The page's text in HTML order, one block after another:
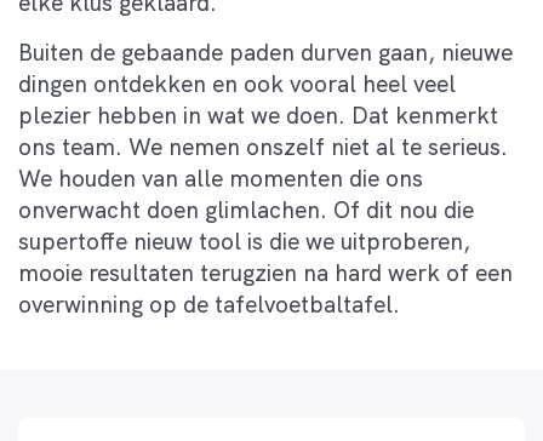
Buiten de gebaande paden durven gaan, nieuwe
dingen ontdekken en ook vooral heel veel
plezier hebben in wat we doen. Dat kenmerkt
ons team. We nemen onszelf niet al te serieus.
We houden van alle momenten die ons
onverwacht doen glimlachen. Of dit nou die
supertoffe nieuw tool is die we uitproberen,
mooie resultaten terugzien na hard werk of een
overwinning op de tafelvoetbaltafel.